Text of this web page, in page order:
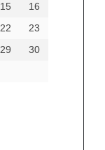
15
16
22
23
29
30